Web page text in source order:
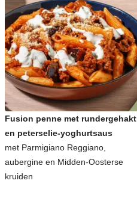
Fusion penne met rundergehakt
en peterselie-yoghurtsaus
met Parmigiano Reggiano,
aubergine en Midden-Oosterse
kruiden